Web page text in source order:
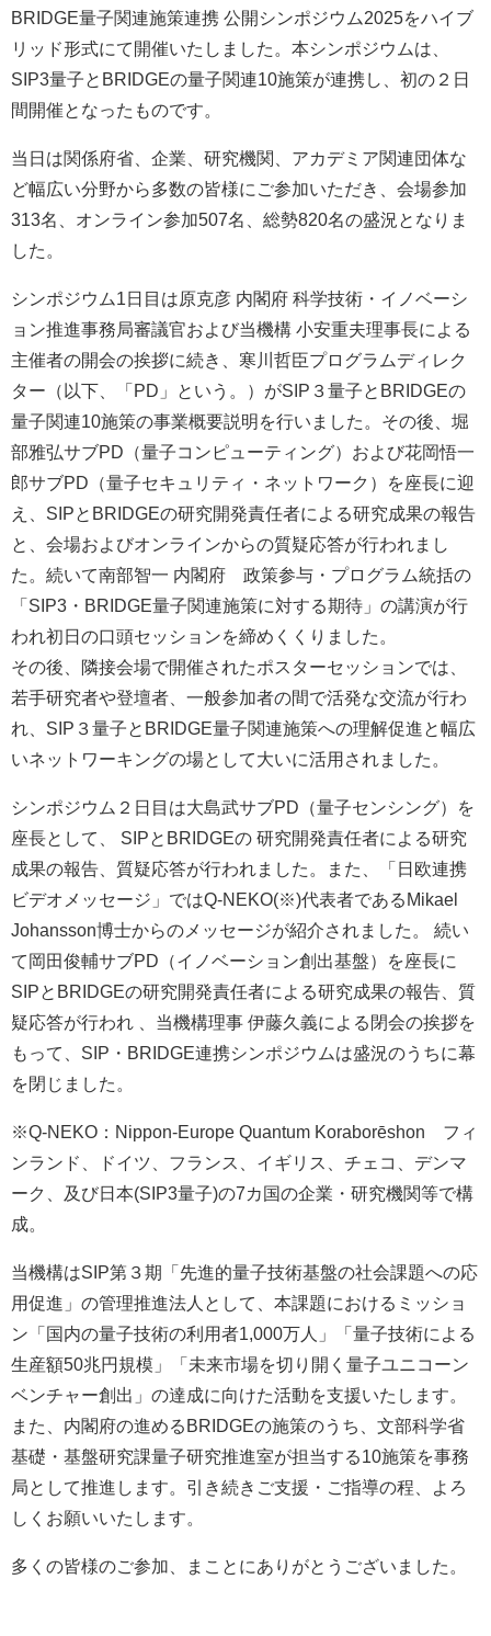
BRIDGE量子関連施策連携 公開シンポジウム2025をハイブ
リッド形式にて開催いたしました。本シンポジウムは、
SIP3量子とBRIDGEの量子関連10施策が連携し、初の２日
間開催となったものです。
当日は関係府省、企業、研究機関、アカデミア関連団体な
ど幅広い分野から多数の皆様にご参加いただき、会場参加
313名、オンライン参加507名、総勢820名の盛況となりま
した。
シンポジウム1日目は原克彦 内閣府 科学技術・イノベーシ
ョン推進事務局審議官および当機構 小安重夫理事長による
主催者の開会の挨拶に続き、寒川哲臣プログラムディレク
ター（以下、「PD」という。）がSIP３量子とBRIDGEの
量子関連10施策の事業概要説明を行いました。その後、堀
部雅弘サブPD（量子コンピューティング）および花岡悟一
郎サブPD（量子セキュリティ・ネットワーク）を座長に迎
え、SIPとBRIDGEの研究開発責任者による研究成果の報告
と、会場およびオンラインからの質疑応答が行われまし
た。続いて南部智⼀ 内閣府 政策参与・プログラム統括の
「SIP3・BRIDGE量子関連施策に対する期待」の講演が行
われ初日の口頭セッションを締めくくりました。
その後、隣接会場で開催されたポスターセッションでは、
若手研究者や登壇者、一般参加者の間で活発な交流が行わ
れ、SIP３量子とBRIDGE量子関連施策への理解促進と幅広
いネットワーキングの場として大いに活用されました。
シンポジウム２日目は大島武サブPD（量子センシング）を
座長として、 SIPとBRIDGEの 研究開発責任者による研究
成果の報告、質疑応答が行われました。また、「日欧連携
ビデオメッセージ」ではQ-NEKO(※)代表者であるMikael
Johansson博士からのメッセージが紹介されました。 続い
て岡田俊輔サブPD（イノベーション創出基盤）を座長に
SIPとBRIDGEの研究開発責任者による研究成果の報告、質
疑応答が行われ 、当機構理事 伊藤久義による閉会の挨拶を
もって、SIP・BRIDGE連携シンポジウムは盛況のうちに幕
を閉じました。
※Q-NEKO：Nippon-Europe Quantum Koraborēshon フィ
ンランド、ドイツ、フランス、イギリス、チェコ、デンマ
ーク、及び日本(SIP3量子)の7カ国の企業・研究機関等で構
成。
当機構はSIP第３期「先進的量子技術基盤の社会課題への応
用促進」の管理推進法人として、本課題におけるミッショ
ン「国内の量子技術の利用者1,000万人」「量子技術による
生産額50兆円規模」「未来市場を切り開く量子ユニコーン
ベンチャー創出」の達成に向けた活動を支援いたします。
また、内閣府の進めるBRIDGEの施策のうち、文部科学省
基礎・基盤研究課量子研究推進室が担当する10施策を事務
局として推進します。引き続きご支援・ご指導の程、よろ
しくお願いいたします。
多くの皆様のご参加、まことにありがとうございました。